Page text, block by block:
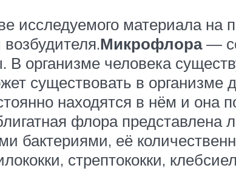
исследуемого материала
Микрофлора—
В организме человека
существовать в организме
находятся в нём и она
флора представлена
бактериями, её
стрептококки,